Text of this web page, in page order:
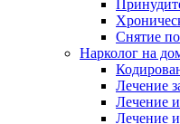
Снятие
Нарколог на
Лечение
Лечение
Лечение